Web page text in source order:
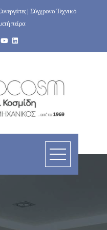
| Σύγχρονο Τεχνικό
πείρα